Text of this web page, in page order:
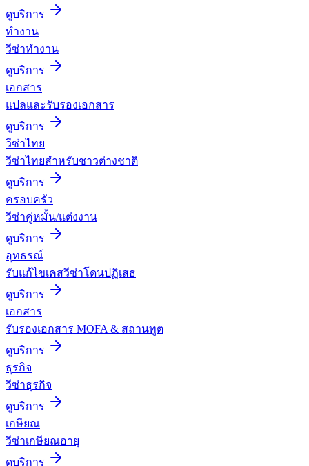
ดูบริการ
ทำงาน
วีซ่าทำงาน
ดูบริการ
เอกสาร
แปลและรับรองเอกสาร
ดูบริการ
วีซ่าไทย
วีซ่าไทยสำหรับชาวต่างชาติ
ดูบริการ
ครอบครัว
วีซ่าคู่หมั้น/แต่งงาน
ดูบริการ
อุทธรณ์
รับแก้ไขเคสวีซ่าโดนปฏิเสธ
ดูบริการ
เอกสาร
รับรองเอกสาร MOFA & สถานทูต
ดูบริการ
ธุรกิจ
วีซ่าธุรกิจ
ดูบริการ
เกษียณ
วีซ่าเกษียณอายุ
ดูบริการ